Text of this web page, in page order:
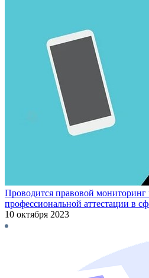
Проводится правовой мониторинг
профессиональной аттестации в
10 октября 2023